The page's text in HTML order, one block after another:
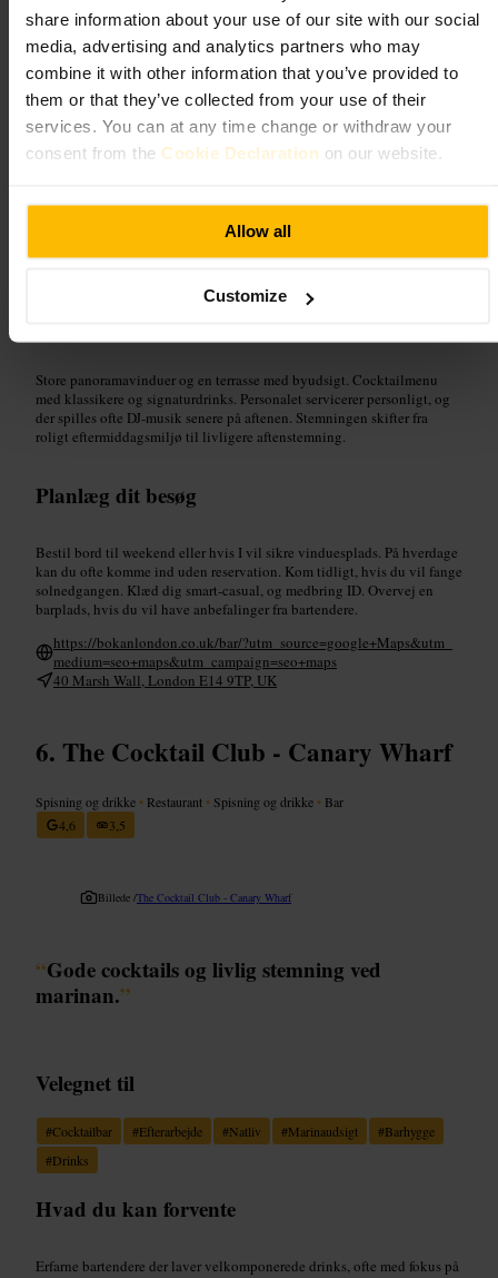
share information about your use of our site with our social
media, advertising and analytics partners who may
combine it with other information that you’ve provided to
them or that they’ve collected from your use of their
services. You can at any time change or withdraw your
consent from the Cookie Declaration on our website.
Allow all
Customize
Billede / Bōkan 38 Bar
“Bōkan 38 Bar , drinks med udsigt over
Canary Wharfs skyline.”
Store panoramavinduer og en terrasse med byudsigt. Cocktailmenu
med klassikere og signaturdrinks. Personalet servicerer personligt, og
der spilles ofte DJ-musik senere på aftenen. Stemningen skifter fra
roligt eftermiddagsmiljø til livligere aftenstemning.
Planlæg dit besøg
Bestil bord til weekend eller hvis I vil sikre vinduesplads. På hverdage
kan du ofte komme ind uden reservation. Kom tidligt, hvis du vil fange
solnedgangen. Klæd dig smart-casual, og medbring ID. Overvej en
barplads, hvis du vil have anbefalinger fra bartendere.
https://bokanlondon.co.uk/bar/?utm_source=google+Maps&utm_
medium=seo+maps&utm_campaign=seo+maps
40 Marsh Wall, London E14 9TP, UK
The Cocktail Club - Canary Wharf
Spisning og drikke • Restaurant • Spisning og drikke • Bar
4,6
3,5
Billede /The Cocktail Club - Canary Wharf
“Gode cocktails og livlig stemning ved
marinan.”
Velegnet til
#Cocktailbar #Efterarbejde #Natliv #Marinaudsigt #Barhygge
#Drinks
Hvad du kan forvente
Erfarne bartendere der laver velkomponerede drinks, ofte med fokus på